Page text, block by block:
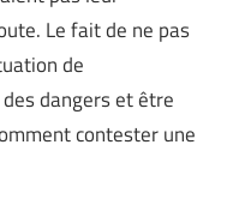
Le fait de ne pas
de
dangers et être
contester une